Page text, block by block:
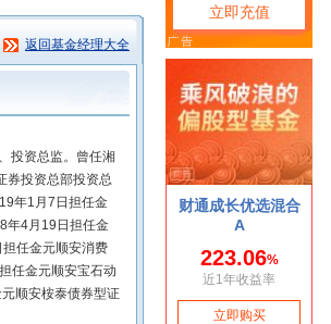
返回基金经理大全
投资总监。曾任湘
券投资总部投资总
年1月7日担任金
年4月19日担任金
任金元顺安消费
任金元顺安宝石动
顺安桉泰债券型证